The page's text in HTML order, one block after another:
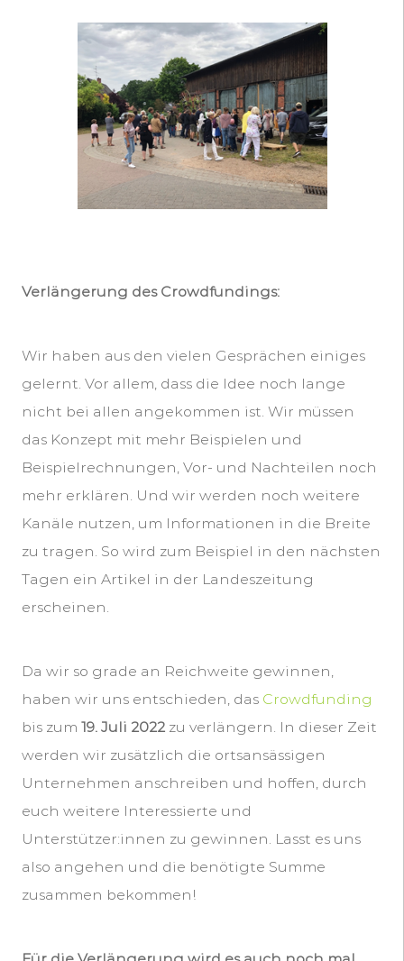
Verlängerung des Crowdfundings:
Wir haben aus den vielen Gesprächen einiges
gelernt. Vor allem, dass die Idee noch lange
nicht bei allen angekommen ist. Wir müssen
das Konzept mit mehr Beispielen und
Beispielrechnungen, Vor- und Nachteilen noch
mehr erklären. Und wir werden noch weitere
Kanäle nutzen, um Informationen in die Breite
zu tragen. So wird zum Beispiel in den nächsten
Tagen ein Artikel in der Landeszeitung
erscheinen.
Da wir so grade an Reichweite gewinnen,
haben wir uns entschieden, das Crowdfunding
bis zum 19. Juli 2022 zu verlängern. In dieser Zeit
werden wir zusätzlich die ortsansässigen
Unternehmen anschreiben und hoffen, durch
euch weitere Interessierte und
Unterstützer:innen zu gewinnen. Lasst es uns
also angehen und die benötigte Summe
zusammen bekommen!